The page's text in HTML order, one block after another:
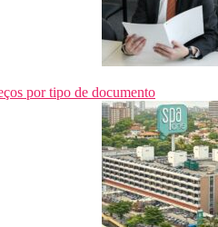
por tipo de documento